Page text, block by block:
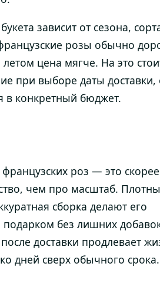
зависит от сезона,
розы обычно
летом цена мягче. На это
при выборе даты доставки,
в конкретный бюджет.
роз — это скорее
чем про масштаб.
сборка делают его
без лишних
доставки продлевает
дней сверх обычного срока.